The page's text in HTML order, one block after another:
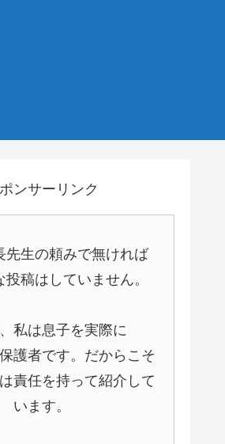
ンサーリンク
先生の頼みで無ければ
稿はしていません。
私は息子を実際に
護者です。だからこそ
責任を持って紹介して
います。